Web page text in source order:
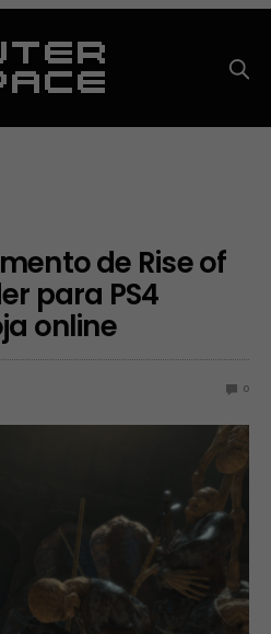
de Rise of
para PS4
online
0